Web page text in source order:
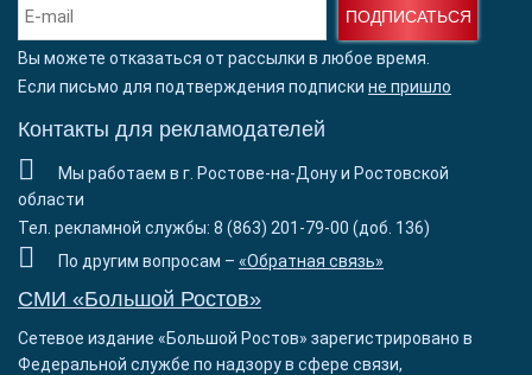
ПОДПИСАТЬСЯ
Вы можете отказаться от рассылки в любое время.
Если письмо для подтверждения подписки не пришло
Контакты для рекламодателей
Мы работаем в г. Ростове-на-Дону и Ростовской
области
Тел. рекламной службы: 8 (863) 201-79-00 (доб. 136)
По другим вопросам – «Обратная связь»
СМИ «Большой Ростов»
Сетевое издание «Большой Ростов» зарегистрировано в
Федеральной службе по надзору в сфере связи,